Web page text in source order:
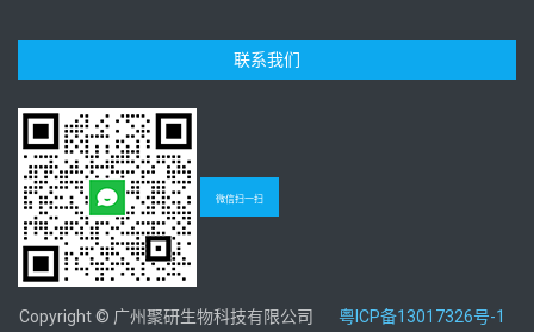
联系我们
微信扫一扫
Copyright © 广州聚研生物科技有限公司 粤ICP备13017326号-1